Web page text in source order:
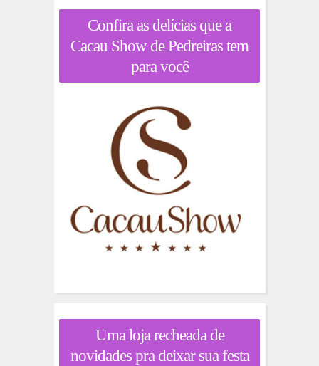
Confira as delícias que a
Cacau Show de Pedreiras tem
para você
Uma loja recheada de
novidades pra deixar sua festa